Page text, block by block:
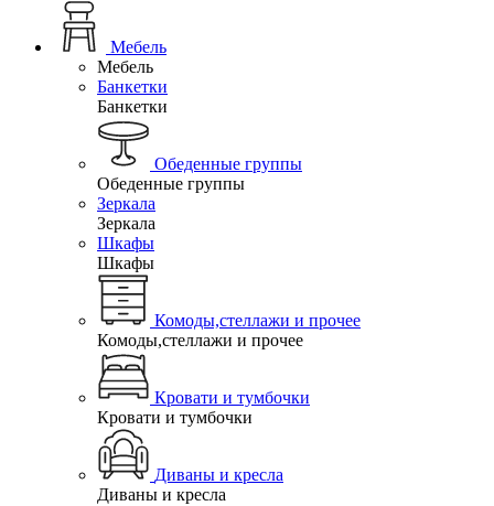
Мебель
Мебель
Банкетки
Банкетки
Обеденные группы
Обеденные группы
Зеркала
Зеркала
Шкафы
Шкафы
Комоды,стеллажи и прочее
Комоды,стеллажи и прочее
Кровати и тумбочки
Кровати и тумбочки
Диваны и кресла
Диваны и кресла